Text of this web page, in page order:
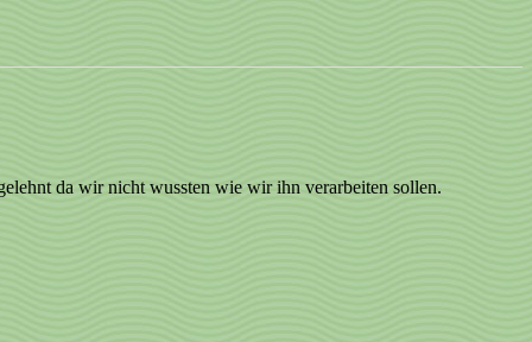
da wir nicht wussten wie wir ihn verarbeiten sollen.